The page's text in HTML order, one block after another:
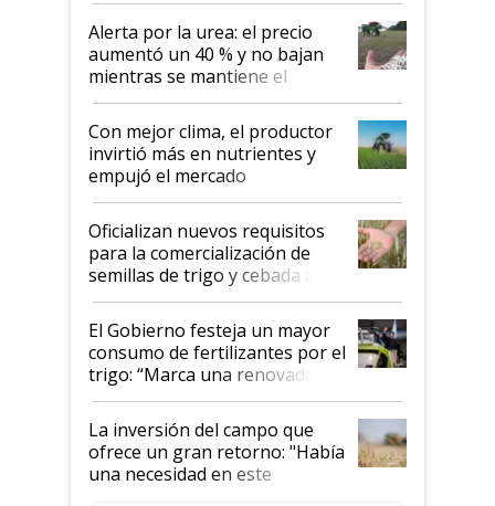
Alerta por la urea: el precio
aumentó un 40 % y no bajan
mientras se mantiene el
conflicto en Medio Oriente
Con mejor clima, el productor
invirtió más en nutrientes y
empujó el mercado
Oficializan nuevos requisitos
para la comercialización de
semillas de trigo y cebada a
granel
El Gobierno festeja un mayor
consumo de fertilizantes por el
trigo: “Marca una renovada
confianza de los productores”
La inversión del campo que
ofrece un gran retorno: "Había
una necesidad en este